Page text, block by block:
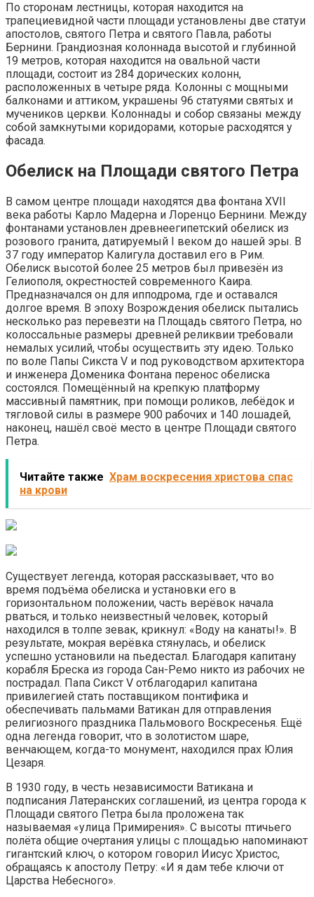
По сторонам лестницы, которая находится на
трапециевидной части площади установлены две статуи
апостолов, святого Петра и святого Павла, работы
Бернини. Грандиозная колоннада высотой и глубинной
19 метров, которая находится на овальной части
площади, состоит из 284 дорических колонн,
расположенных в четыре ряда. Колонны с мощными
балконами и аттиком, украшены 96 статуями святых и
мучеников церкви. Колоннады и собор связаны между
собой замкнутыми коридорами, которые расходятся у
фасада.
Обелиск на Площади святого Петра
В самом центре площади находятся два фонтана XVII
века работы Карло Мадерна и Лоренцо Бернини. Между
фонтанами установлен древнеегипетский обелиск из
розового гранита, датируемый I веком до нашей эры. В
37 году император Калигула доставил его в Рим.
Обелиск высотой более 25 метров был привезён из
Гелиополя, окрестностей современного Каира.
Предназначался он для ипподрома, где и оставался
долгое время. В эпоху Возрождения обелиск пытались
несколько раз перевезти на Площадь святого Петра, но
колоссальные размеры древней реликвии требовали
немалых усилий, чтобы осуществить эту идею. Только
по воле Папы Сикста V и под руководством архитектора
и инженера Доменика Фонтана перенос обелиска
состоялся. Помещённый на крепкую платформу
массивный памятник, при помощи роликов, лебёдок и
тягловой силы в размере 900 рабочих и 140 лошадей,
наконец, нашёл своё место в центре Площади святого
Петра.
Читайте также Храм воскресения христова спас
на крови
Существует легенда, которая рассказывает, что во
время подъёма обелиска и установки его в
горизонтальном положении, часть верёвок начала
рваться, и только неизвестный человек, который
находился в толпе зевак, крикнул: «Воду на канаты!». В
результате, мокрая верёвка стянулась, и обелиск
успешно установили на пьедестал. Благодаря капитану
корабля Бреска из города Сан-Ремо никто из рабочих не
пострадал. Папа Сикст V отблагодарил капитана
привилегией стать поставщиком понтифика и
обеспечивать пальмами Ватикан для отправления
религиозного праздника Пальмового Воскресенья. Ещё
одна легенда говорит, что в золотистом шаре,
венчающем, когда-то монумент, находился прах Юлия
Цезаря.
В 1930 году, в честь независимости Ватикана и
подписания Латеранских соглашений, из центра города к
Площади святого Петра была проложена так
называемая «улица Примирения». С высоты птичьего
полёта общие очертания улицы с площадью напоминают
гигантский ключ, о котором говорил Иисус Христос,
обращаясь к апостолу Петру: «И я дам тебе ключи от
Царства Небесного».